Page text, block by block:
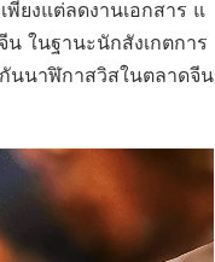
ยงแต่ลดงานเอกสาร แ
ในฐานะนักสังเกตการ
นนาฬิกาสวิสในตลาดจีน